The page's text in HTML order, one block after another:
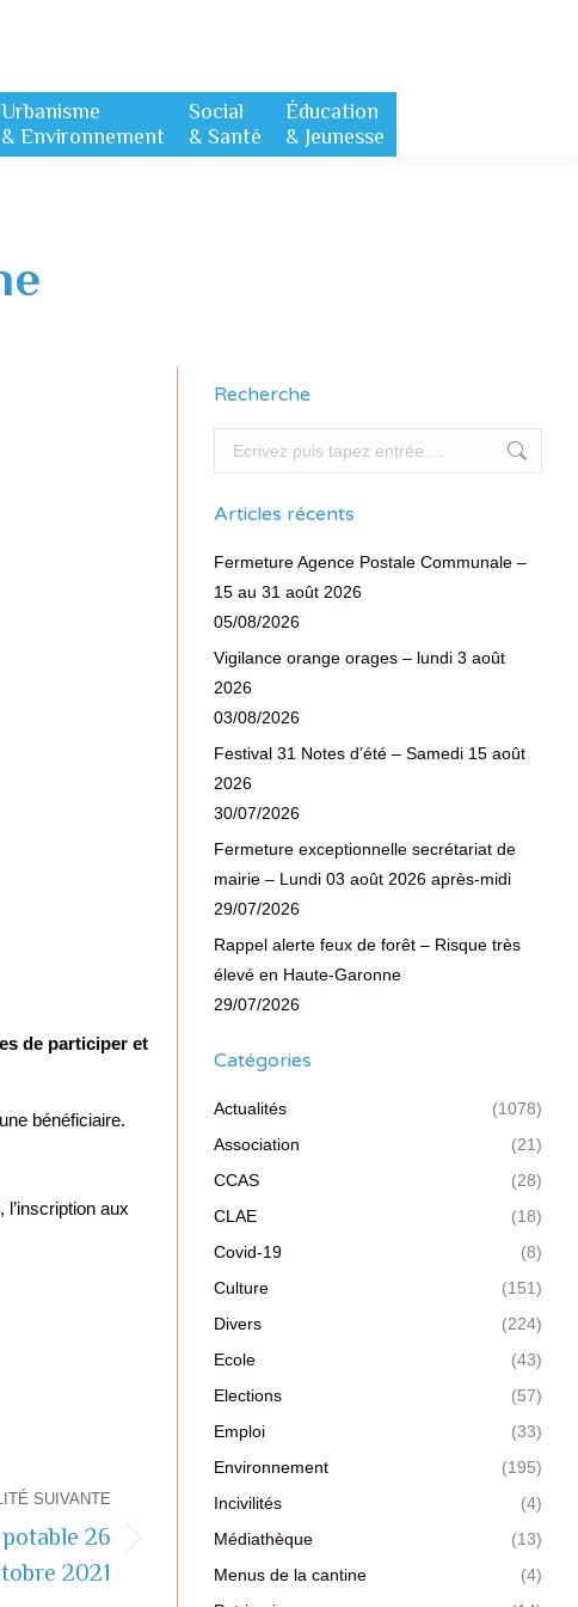
Urbanisme
& Environnement
Social
& Santé
Éducation
& Jeunesse
de participer et
bénéficiaire.
aux
SUIVANTE
26
2021
Recherche
Recherche
Articles récents
Fermeture Agence Postale Communale –
15 au 31 août 2026
05/08/2026
Vigilance orange orages – lundi 3 août
2026
03/08/2026
Festival 31 Notes d’été – Samedi 15 août
2026
30/07/2026
Fermeture exceptionnelle secrétariat de
mairie – Lundi 03 août 2026 après-midi
29/07/2026
Rappel alerte feux de forêt – Risque très
élevé en Haute-Garonne
29/07/2026
Catégories
Actualités
(1078)
Association
(21)
CCAS
(28)
CLAE
(18)
Covid-19
(8)
Culture
(151)
Divers
(224)
Ecole
(43)
Elections
(57)
Emploi
(33)
Environnement
(195)
Incivilités
(4)
Médiathèque
(13)
Menus de la cantine
(4)